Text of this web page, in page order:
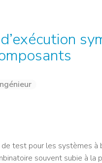
test pour les systèmes à
souvent subie à